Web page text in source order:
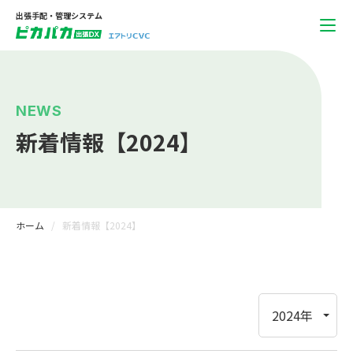
出張手配・管理システム
NEWS
新着情報【2024】
ホーム 新着情報【2024】